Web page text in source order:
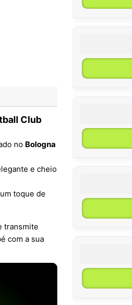
Club
no Bologna
e cheio
toque de
transmite
com a sua